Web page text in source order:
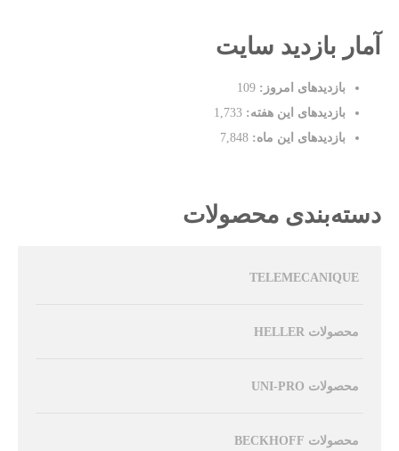
آمار بازدید سایت
بازدیدهای امروز: 109
بازدیدهای این هفته: 1,733
بازدیدهای این ماه: 7,848
دسته‌بندی محصولات
TELEMECANIQUE
محصولات HELLER
محصولات UNI-PRO
محصولات BECKHOFF